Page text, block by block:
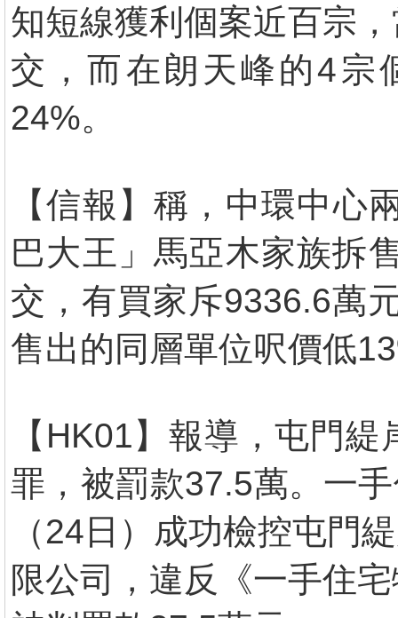
知短線獲利個案近百宗
交，而在朗天峰的4宗
24%。
【信報】稱，中環中心
巴大王」馬亞木家族拆
交，有買家斥9336.6萬
售出的同層單位呎價低
【HK01】報導，屯門
罪，被罰款37.5萬。一
（24日）成功檢控屯門
限公司，違反《一手住